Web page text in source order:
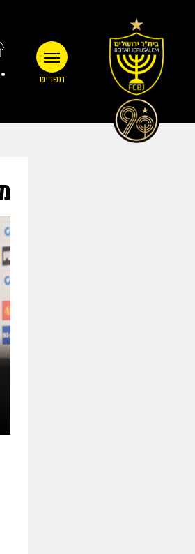
תפריט